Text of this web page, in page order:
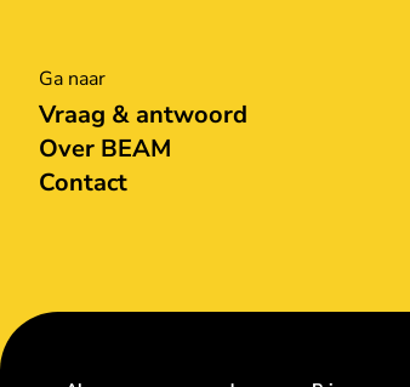
Ga naar
Vraag & antwoord
Over BEAM
Contact